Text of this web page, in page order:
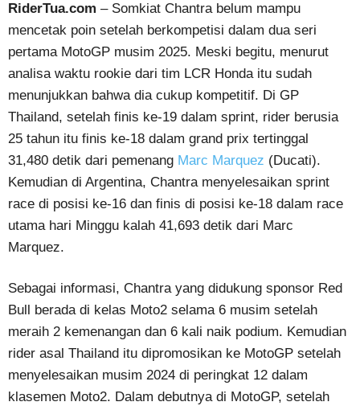
RiderTua.com – Somkiat Chantra belum mampu
mencetak poin setelah berkompetisi dalam dua seri
pertama MotoGP musim 2025. Meski begitu, menurut
analisa waktu rookie dari tim LCR Honda itu sudah
menunjukkan bahwa dia cukup kompetitif. Di GP
Thailand, setelah finis ke-19 dalam sprint, rider berusia
25 tahun itu finis ke-18 dalam grand prix tertinggal
31,480 detik dari pemenang Marc Marquez (Ducati).
Kemudian di Argentina, Chantra menyelesaikan sprint
race di posisi ke-16 dan finis di posisi ke-18 dalam race
utama hari Minggu kalah 41,693 detik dari Marc
Marquez.
Sebagai informasi, Chantra yang didukung sponsor Red
Bull berada di kelas Moto2 selama 6 musim setelah
meraih 2 kemenangan dan 6 kali naik podium. Kemudian
rider asal Thailand itu dipromosikan ke MotoGP setelah
menyelesaikan musim 2024 di peringkat 12 dalam
klasemen Moto2. Dalam debutnya di MotoGP, setelah